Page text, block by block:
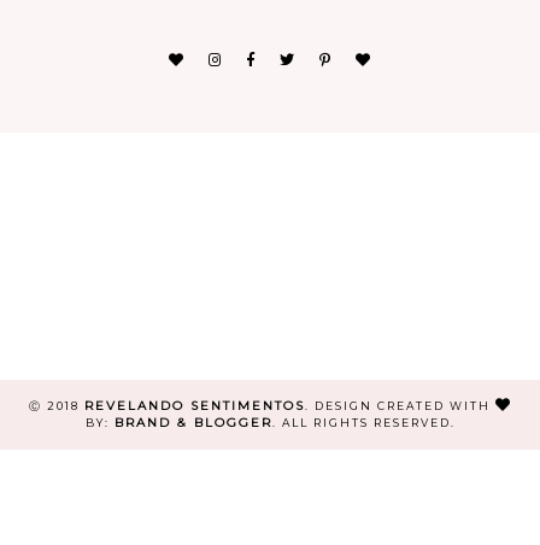
Ⓒ 2018 REVELANDO SENTIMENTOS
DESIGN CREATED WITH
BY:
BRAND & BLOGGER . ALL RIGHTS RESERVED.